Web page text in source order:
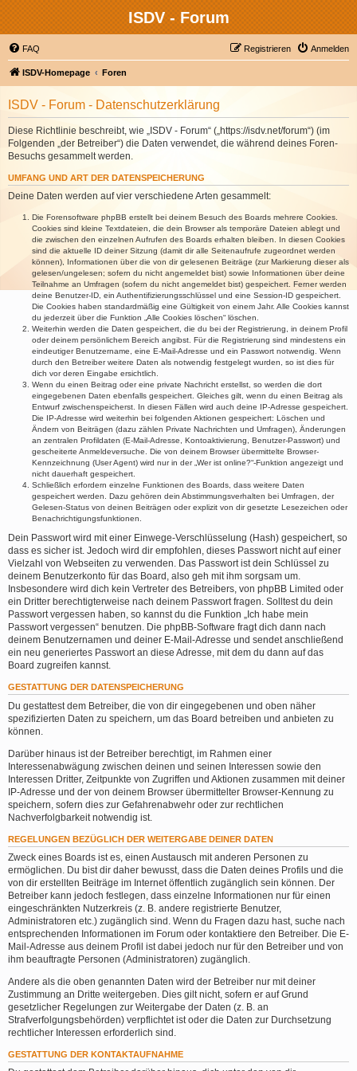
ISDV - Forum
FAQ Anmelden
Registrieren
ISDV-Homepage Foren
ISDV - Forum - Datenschutzerklärung
Diese Richtlinie beschreibt, wie „ISDV - Forum“ („https://isdv.net/forum“) (im
Folgenden „der Betreiber“) die Daten verwendet, die während deines Foren-
Besuchs gesammelt werden.
UMFANG UND ART DER DATENSPEICHERUNG
Deine Daten werden auf vier verschiedene Arten gesammelt:
Die Forensoftware phpBB erstellt bei deinem Besuch des Boards mehrere Cookies.
Cookies sind kleine Textdateien, die dein Browser als temporäre Dateien ablegt und
die zwischen den einzelnen Aufrufen des Boards erhalten bleiben. In diesen Cookies
sind die aktuelle ID deiner Sitzung (damit dir alle Seitenaufrufe zugeordnet werden
können), Informationen über die von dir gelesenen Beiträge (zur Markierung dieser als
gelesen/ungelesen; sofern du nicht angemeldet bist) sowie Informationen über deine
Teilnahme an Umfragen (sofern du nicht angemeldet bist) gespeichert. Ferner werden
deine Benutzer-ID, ein Authentifizierungsschlüssel und eine Session-ID gespeichert.
Die Cookies haben standardmäßig eine Gültigkeit von einem Jahr. Alle Cookies kannst
du jederzeit über die Funktion „Alle Cookies löschen“ löschen.
Weiterhin werden die Daten gespeichert, die du bei der Registrierung, in deinem Profil
oder deinem persönlichem Bereich angibst. Für die Registrierung sind mindestens ein
eindeutiger Benutzername, eine E-Mail-Adresse und ein Passwort notwendig. Wenn
durch den Betreiber weitere Daten als notwendig festgelegt wurden, so ist dies für
dich vor deren Eingabe ersichtlich.
Wenn du einen Beitrag oder eine private Nachricht erstellst, so werden die dort
eingegebenen Daten ebenfalls gespeichert. Gleiches gilt, wenn du einen Beitrag als
Entwurf zwischenspeicherst. In diesen Fällen wird auch deine IP-Adresse gespeichert.
Die IP-Adresse wird weiterhin bei folgenden Aktionen gespeichert: Löschen und
Ändern von Beiträgen (dazu zählen Private Nachrichten und Umfragen), Änderungen
an zentralen Profildaten (E-Mail-Adresse, Kontoaktivierung, Benutzer-Passwort) und
gescheiterte Anmeldeversuche. Die von deinem Browser übermittelte Browser-
Kennzeichnung (User Agent) wird nur in der „Wer ist online?“-Funktion angezeigt und
nicht dauerhaft gespeichert.
Schließlich erfordern einzelne Funktionen des Boards, dass weitere Daten
gespeichert werden. Dazu gehören dein Abstimmungsverhalten bei Umfragen, der
Gelesen-Status von deinen Beiträgen oder explizit von dir gesetzte Lesezeichen oder
Benachrichtigungsfunktionen.
Dein Passwort wird mit einer Einwege-Verschlüsselung (Hash) gespeichert, so
dass es sicher ist. Jedoch wird dir empfohlen, dieses Passwort nicht auf einer
Vielzahl von Webseiten zu verwenden. Das Passwort ist dein Schlüssel zu
deinem Benutzerkonto für das Board, also geh mit ihm sorgsam um.
Insbesondere wird dich kein Vertreter des Betreibers, von phpBB Limited oder
ein Dritter berechtigterweise nach deinem Passwort fragen. Solltest du dein
Passwort vergessen haben, so kannst du die Funktion „Ich habe mein
Passwort vergessen“ benutzen. Die phpBB-Software fragt dich dann nach
deinem Benutzernamen und deiner E-Mail-Adresse und sendet anschließend
ein neu generiertes Passwort an diese Adresse, mit dem du dann auf das
Board zugreifen kannst.
GESTATTUNG DER DATENSPEICHERUNG
Du gestattest dem Betreiber, die von dir eingegebenen und oben näher
spezifizierten Daten zu speichern, um das Board betreiben und anbieten zu
können.
Darüber hinaus ist der Betreiber berechtigt, im Rahmen einer
Interessenabwägung zwischen deinen und seinen Interessen sowie den
Interessen Dritter, Zeitpunkte von Zugriffen und Aktionen zusammen mit deiner
IP-Adresse und der von deinem Browser übermittelter Browser-Kennung zu
speichern, sofern dies zur Gefahrenabwehr oder zur rechtlichen
Nachverfolgbarkeit notwendig ist.
REGELUNGEN BEZÜGLICH DER WEITERGABE DEINER DATEN
Zweck eines Boards ist es, einen Austausch mit anderen Personen zu
ermöglichen. Du bist dir daher bewusst, dass die Daten deines Profils und die
von dir erstellten Beiträge im Internet öffentlich zugänglich sein können. Der
Betreiber kann jedoch festlegen, dass einzelne Informationen nur für einen
eingeschränkten Nutzerkreis (z. B. andere registrierte Benutzer,
Administratoren etc.) zugänglich sind. Wenn du Fragen dazu hast, suche nach
entsprechenden Informationen im Forum oder kontaktiere den Betreiber. Die E-
Mail-Adresse aus deinem Profil ist dabei jedoch nur für den Betreiber und von
ihm beauftragte Personen (Administratoren) zugänglich.
Andere als die oben genannten Daten wird der Betreiber nur mit deiner
Zustimmung an Dritte weitergeben. Dies gilt nicht, sofern er auf Grund
gesetzlicher Regelungen zur Weitergabe der Daten (z. B. an
Strafverfolgungsbehörden) verpflichtet ist oder die Daten zur Durchsetzung
rechtlicher Interessen erforderlich sind.
GESTATTUNG DER KONTAKTAUFNAHME